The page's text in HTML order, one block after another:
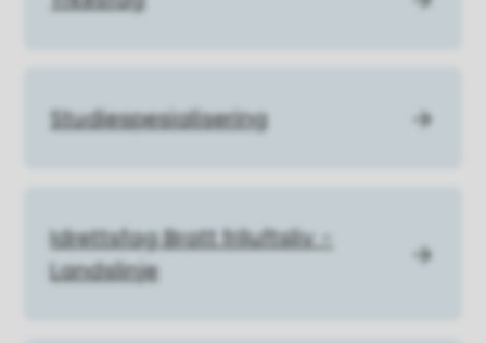
Studiespesialisering
Idrettsfag Bratt friluftsliv -
Landslinje